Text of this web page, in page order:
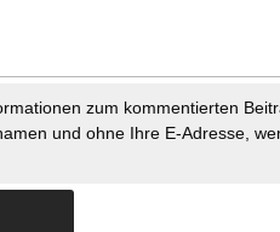
zum kommentierten
und ohne Ihre E-Adresse,